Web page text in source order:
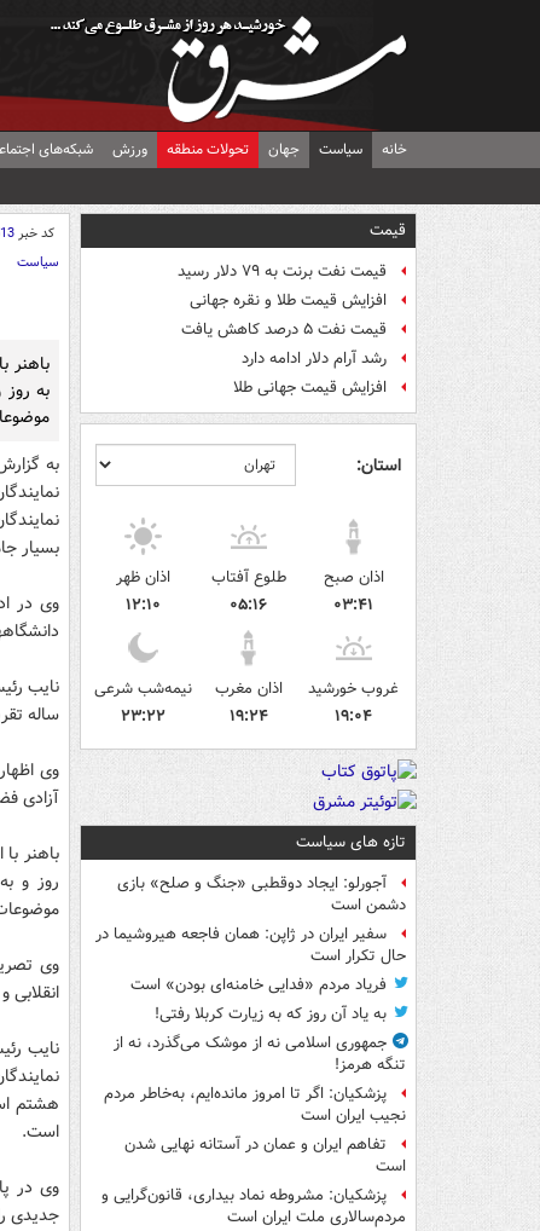
خانه سیاست جهان تحولات منطقه ورزش شبکه‌های
قیمت
قیمت نفت برنت به ۷۹ دلار رسید
افزایش قیمت طلا و نقره جهانی
قیمت نفت ۵ درصد کاهش یافت
رشد آرام دلار ادامه دارد
افزایش قیمت جهانی طلا
استان:
اذان صبح
۰۳:۴۱
طلوع آفتاب
۰۵:۱۶
اذان ظهر
۱۲:۱۰
غروب خورشید
۱۹:۰۴
اذان مغرب
۱۹:۲۴
نیمه‌شب شرعی
۲۳:۲۲
تازه های سیاست
آجورلو: ایجاد دوقطبی «جنگ و صلح‌» بازی
دشمن است
سفیر ایران در ژاپن: همان فاجعه هیروشیما در
حال تکرار است
فریاد مردم «فدایی خامنه‌ای بودن» است
به یاد آن روز که به زیارت کربلا رفتی!
جمهوری اسلامی نه از موشک می‌گذرد، نه از
تنگه هرمز!
پزشکیان: اگر تا امروز مانده‌ایم، به‌خاطر مردم
نجیب ایران است
تفاهم ایران و عمان در آستانه نهایی شدن
است
پزشکیان: مشروطه نماد بیداری، قانون‌گرایی و
مردم‌سالاری ملت ایران است
کد خبر
سیاست
باهنر
به
به
بسیار
وی در
نایب
ساله
وی
آزادی
باهنر
روز و
وی
نایب
هشتم
است.
وی در
جدیدی